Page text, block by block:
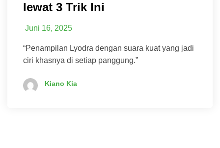
lewat 3 Trik Ini
Juni 16, 2025
“Penampilan Lyodra dengan suara kuat yang jadi
ciri khasnya di setiap panggung.”
Kiano Kia